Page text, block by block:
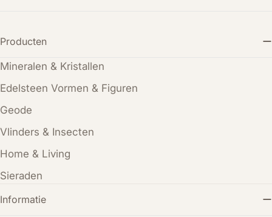
Producten
Mineralen & Kristallen
Edelsteen Vormen & Figuren
Geode
Vlinders & Insecten
Home & Living
Sieraden
Informatie